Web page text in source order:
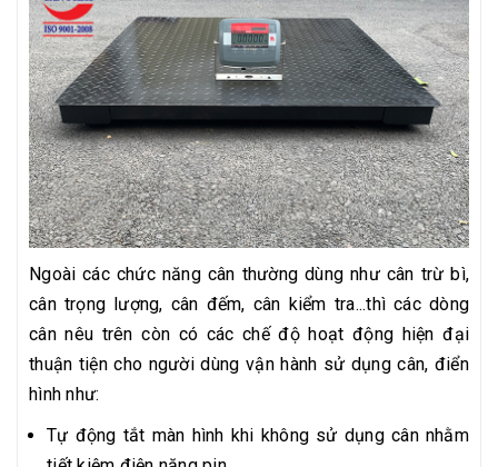
Ngoài các chức năng cân thường dùng như cân trừ bì,
cân trọng lượng, cân đếm, cân kiểm tra...thì các dòng
cân nêu trên còn có các chế độ hoạt động hiện đại
thuận tiện cho người dùng vận hành sử dụng cân, điển
hình như:
Tự động tắt màn hình khi không sử dụng cân nhằm